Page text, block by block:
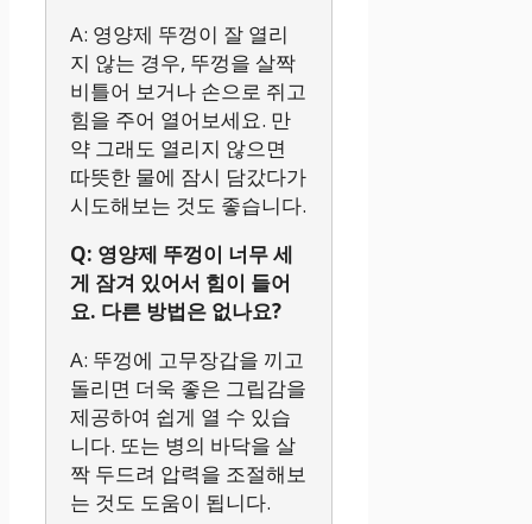
A: 영양제 뚜껑이 잘 열리
지 않는 경우, 뚜껑을 살짝
비틀어 보거나 손으로 쥐고
힘을 주어 열어보세요. 만
약 그래도 열리지 않으면
따뜻한 물에 잠시 담갔다가
시도해보는 것도 좋습니다.
Q: 영양제 뚜껑이 너무 세
게 잠겨 있어서 힘이 들어
요. 다른 방법은 없나요?
A: 뚜껑에 고무장갑을 끼고
돌리면 더욱 좋은 그립감을
제공하여 쉽게 열 수 있습
니다. 또는 병의 바닥을 살
짝 두드려 압력을 조절해보
는 것도 도움이 됩니다.